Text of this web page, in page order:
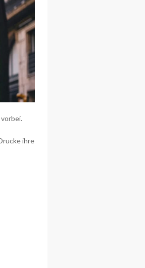
vorbei.
ihre